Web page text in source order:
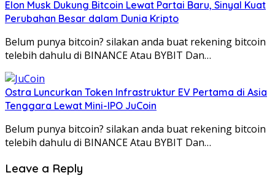
Elon Musk Dukung Bitcoin Lewat Partai Baru, Sinyal Kuat
Perubahan Besar dalam Dunia Kripto
Belum punya bitcoin? silakan anda buat rekening bitcoin
telebih dahulu di BINANCE Atau BYBIT Dan…
Ostra Luncurkan Token Infrastruktur EV Pertama di Asia
Tenggara Lewat Mini-IPO JuCoin
Belum punya bitcoin? silakan anda buat rekening bitcoin
telebih dahulu di BINANCE Atau BYBIT Dan…
Leave a Reply